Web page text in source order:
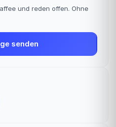
und reden offen. Ohne
senden